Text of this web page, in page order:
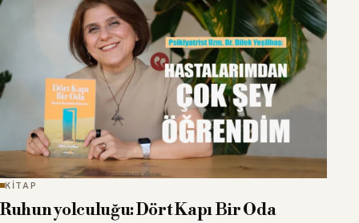
KİTAP
Ruhun yolculuğu: Dört Kapı Bir Oda